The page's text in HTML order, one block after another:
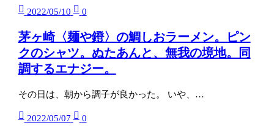
2022/05/10 0
茅ヶ崎〈麺や鐙〉の鯛しおラーメン。ピン
クのシャツ。ぬたあんと、無我の境地。同
調するエナジー。
その日は、朝から調子が良かった。 いや、…
2022/05/07 0